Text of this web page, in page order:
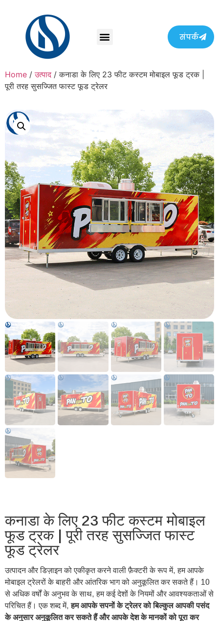
संपर्क
Home /उत्पाद/ कनाडा के लिए 23 फीट कस्टम मोबाइल फूड ट्रक |
पूरी तरह सुसज्जित फास्ट फूड ट्रेलर
कनाडा के लिए 23 फीट कस्टम मोबाइल
फूड ट्रक | पूरी तरह सुसज्जित फास्ट
फूड ट्रेलर
उत्पादन और डिज़ाइन को एकीकृत करने वाली फ़ैक्टरी के रूप में, हम आपके
मोबाइल ट्रेलरों के बाहरी और आंतरिक भाग को अनुकूलित कर सकते हैं। 10
से अधिक वर्षों के अनुभव के साथ, हम कई देशों के नियमों और आवश्यकताओं से
परिचित हैं। एक शब्द में,हम आपके सपनों के ट्रेलर को बिल्कुल आपकी पसंद
के अनुसार अनुकूलित कर सकते हैं और आपके देश के मानकों को पूरा कर